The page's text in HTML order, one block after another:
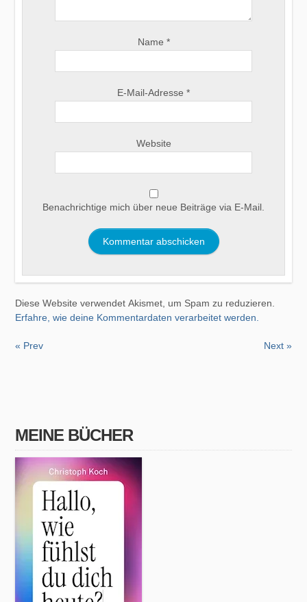
Name *
E-Mail-Adresse *
Website
Benachrichtige mich über neue Beiträge via E-Mail.
Diese Website verwendet Akismet, um Spam zu reduzieren.
Erfahre, wie deine Kommentardaten verarbeitet werden.
« Prev Next »
MEINE BÜCHER